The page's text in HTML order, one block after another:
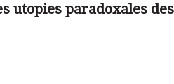
utopies paradoxales